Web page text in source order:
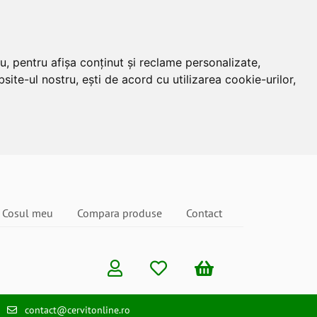
pentru afișa conținut și reclame personalizate,
ul nostru, ești de acord cu utilizarea cookie-urilor,
Cosul meu Compara produse Contact
contact@cervitonline.ro